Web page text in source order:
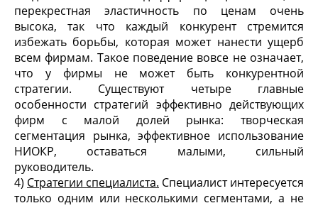
перекрестная эластичность по ценам очень
высока, так что каждый конкурент стремится
избежать борьбы, которая может нанести ущерб
всем фирмам. Такое поведение вовсе не означает,
что у фирмы не может быть конкурентной
стратегии. Существуют четыре главные
особенности стратегий эффективно действующих
фирм с малой долей рынка: творческая
сегментация рынка, эффективное использование
НИОКР, оставаться малыми, сильный
руководитель.
4) Стратегии специалиста. Специалист интересуется
только одним или несколькими сегментами, а не